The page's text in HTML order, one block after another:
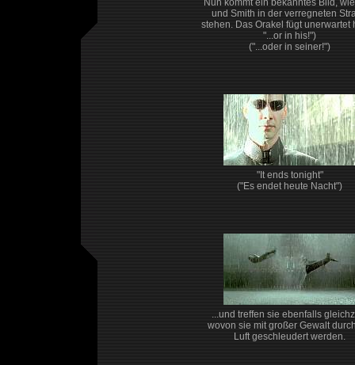
Nun kommt ein bekanntes Bild,
und Smith in der verregneten
stehen. Das Orakel fügt unerwartet
"...or in his!")
("...oder in seiner!")
"It ends tonight"
("Es endet heute Nacht")
...und treffen sie ebenfalls
wovon sie mit großer Gewalt
Luft geschleudert werden.